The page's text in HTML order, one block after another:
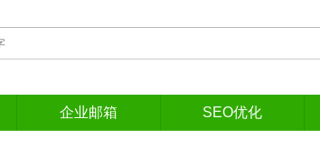
企业邮箱 SEO优化